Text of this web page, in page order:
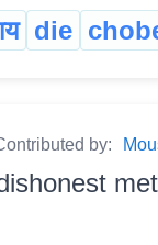
die
by: